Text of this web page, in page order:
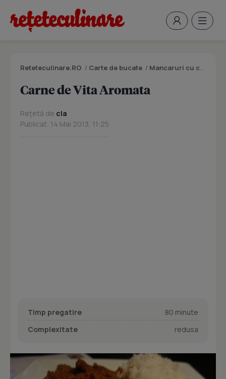
Reteteculinare.RO / Carte de bucate / Mancaruri cu carne
Carne de Vita Aromata
Rețetă de cla
Publicat: 14 Mai 2013, 11:25
Timp pregatire
80 minute
Complexitate
redusa